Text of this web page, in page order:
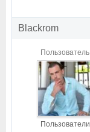
Blackrom
Пользователь
Пользователи